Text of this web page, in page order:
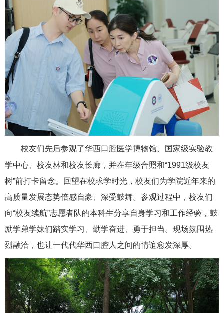
校友们先后参观了华西口腔医学博物馆、国家级实验教
学中心、校友林和校友长廊，并在年级合照和“1991级校友
树”前打卡留念。回望在校求学时光，校友们为学院近年来的
高质量发展态势倍感自豪、深受鼓舞。参观过程中，校友们
向“校友续航”志愿者队的本科生分享自身学习和工作经验，鼓
励学弟学妹们踏实学习、勤学奋进、勇于担当。现场氛围热
烈融洽，也让一代代华西口腔人之间的情谊愈发深厚。